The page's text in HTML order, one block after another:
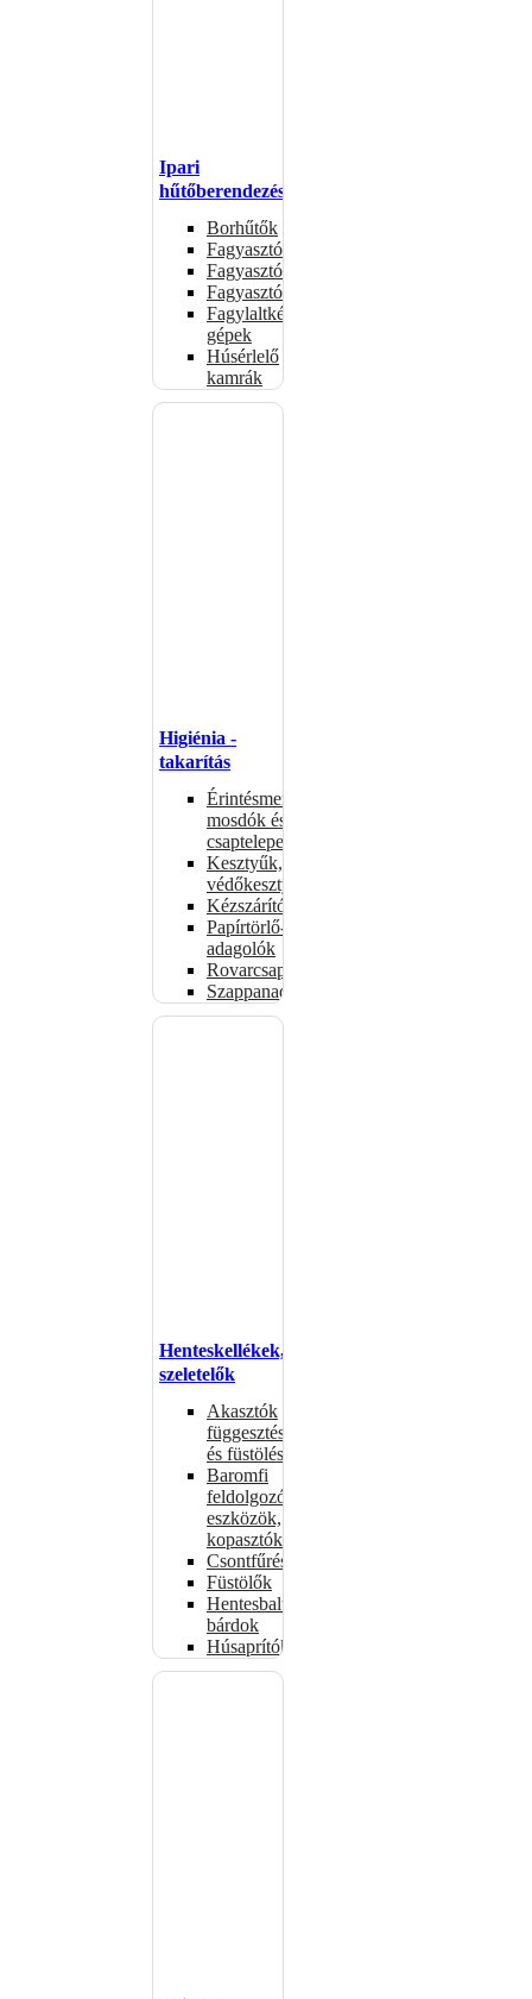
Ipari
hűtőberendezések
Borhűtők
Fagyasztóasztalok
Fagyasztóládák
Fagyasztószekrények
Fagylaltkészítő
gépek
Húsérlelő
kamrák
Higiénia -
takarítás
Érintésmentes
mosdók és
csaptelepek
Kesztyűk,
védőkesztyűk
Kézszárítók
Papírtörlő-
adagolók
Rovarcsapdák
Szappanadagolók
Henteskellékek,
szeletelők
Akasztók
függesztéshez
és füstöléshez
Baromfi
feldolgozó
eszközök,
kopasztók
Csontfűrészek
Füstölők
Hentesbalták,
bárdok
Húsaprítók